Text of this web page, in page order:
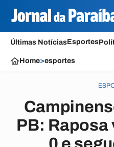
Últimas NotíciasEsportes
Home>esportes
PB: Raposa